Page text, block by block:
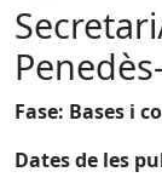
Fase: Bases i
Dates de les